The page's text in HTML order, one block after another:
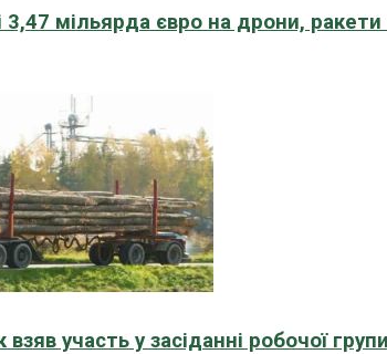
3,47 мільярда євро на дрони,
участь у засіданні робочої